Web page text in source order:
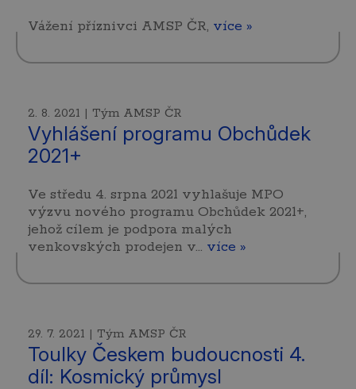
Vážení příznivci AMSP ČR, více »
2. 8. 2021 | Tým AMSP ČR
Vyhlášení programu Obchůdek
2021+
Ve středu 4. srpna 2021 vyhlašuje MPO
výzvu nového programu Obchůdek 2021+,
jehož cílem je podpora malých
venkovských prodejen v… více »
29. 7. 2021 | Tým AMSP ČR
Toulky Českem budoucnosti 4.
díl: Kosmický průmysl